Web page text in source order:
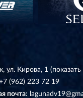
ул. Кирова, 1
(962) 223 72 19
почта: